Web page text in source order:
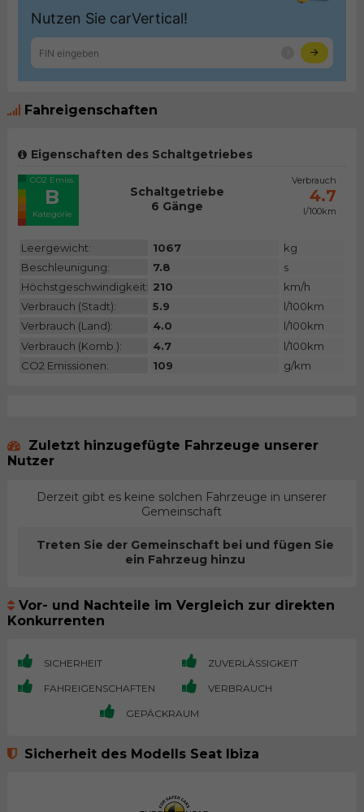
Fahreigenschaften
Eigenschaften des Schaltgetriebes
CO2 Emiss.
B
Kategorie
Schaltgetriebe
6 Gänge
Verbrauch
4.7
l/100km
Leergewicht: 1067
kg
Beschleunigung:
7.8
s
Höchstgeschwindigkeit: 210
km/h
Verbrauch (Stadt):
5.9
l/100km
Verbrauch (Land):
4.0
l/100km
Verbrauch (Komb.):
4.7
l/100km
CO2 Emissionen:
109 g/km
Zuletzt hinzugefügte Fahrzeuge unserer
Nutzer
Derzeit gibt es keine solchen Fahrzeuge in unserer
Gemeinschaft
Treten Sie der Gemeinschaft bei und fügen Sie
ein Fahrzeug hinzu
Vor- und Nachteile im Vergleich zur direkten
Konkurrenten
SICHERHEIT ZUVERLÄSSIGKEIT
FAHREIGENSCHAFTEN VERBRAUCH
GEPÄCKRAUM
Sicherheit des Modells Seat Ibiza